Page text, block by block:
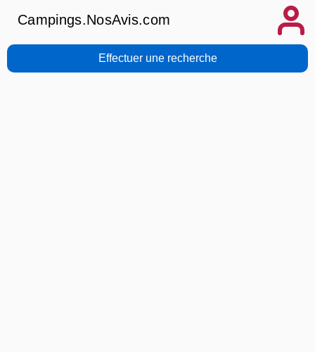
Campings.NosAvis.com
Effectuer une recherche